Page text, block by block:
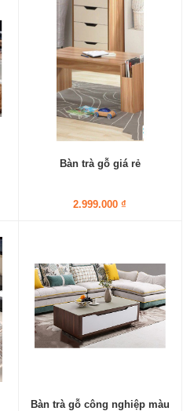
Bàn trà gỗ giá rẻ
2.999.000 ₫
Bàn trà gỗ công nghiệp màu